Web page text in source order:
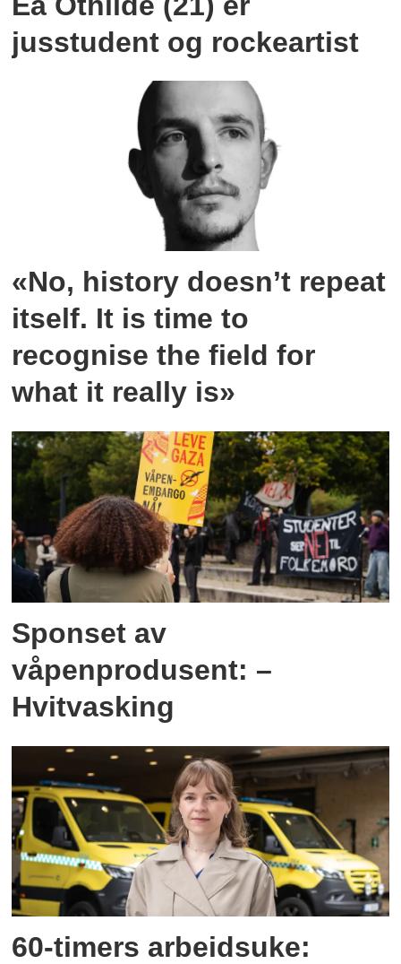
jusstudent og rockeartist
«No, history doesn’t repeat
itself. It is time to
recognise the field for
what it really is»
Sponset av
våpenprodusent: –
Hvitvasking
60-timers arbeidsuke: